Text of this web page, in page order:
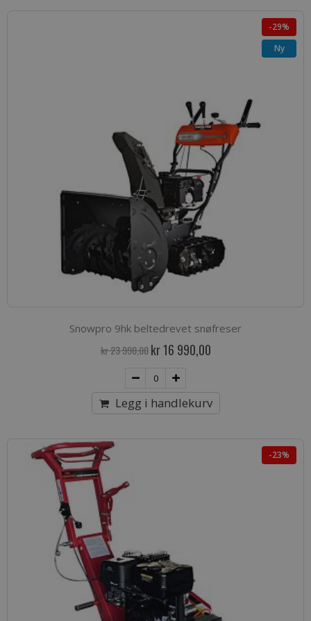
-29%
Ny
Snowpro 9hk beltedrevet snøfreser
kr 23 990,00 Spesialpris
kr 16 990,00
Legg i handlekurv
-23%